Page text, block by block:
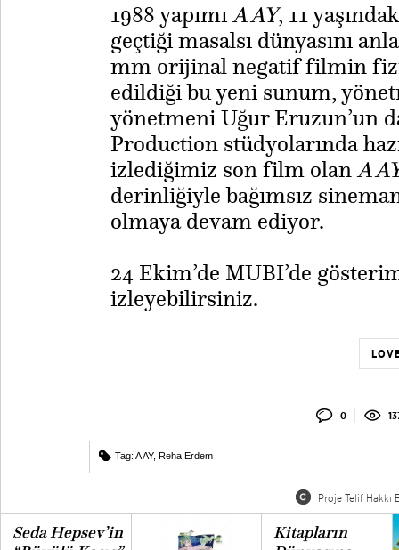
1988 yapımıA AY, 11
geçtiği masalsı dünyasını
mm orijinal negatif filmin
edildiği bu yeni sunum,
yönetmeni Uğur Eruzun’un
Production stüdyolarında
izlediğimiz son film olanA
derinliğiyle bağımsız
olmaya devam ediyor.
​24 Ekim’de MUBI’de
izleyebilirsiniz.
0
Tag: A AY, Reha Erdem
Proje Telif Hakkı
Seda Hepsev’in
Kitapların